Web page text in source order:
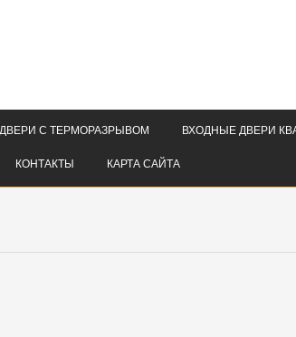
ДВЕРИ С ТЕРМОРАЗРЫВОМ ВХОДНЫЕ ДВЕРИ
КОНТАКТЫ КАРТА САЙТА